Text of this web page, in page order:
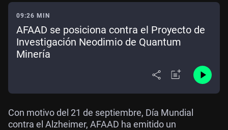
09:26 MIN
AFAAD se posiciona contra el Proyecto de
Investigación Neodimio de Quantum
Minería
Con motivo del 21 de septiembre, Día Mundial
contra el Alzheimer, AFAAD ha emitido un